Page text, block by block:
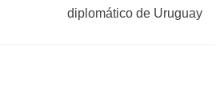
diplomático de Uruguay